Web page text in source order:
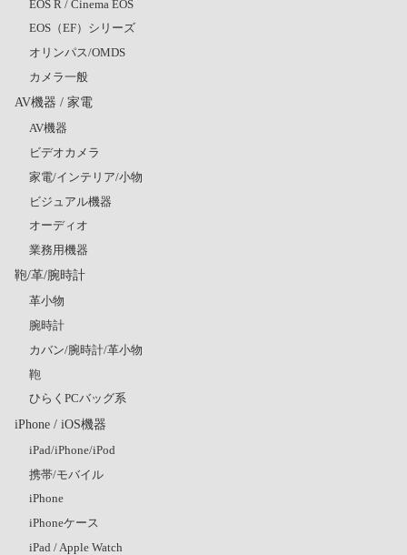
EOS R / Cinema EOS
EOS（EF）シリーズ
オリンパス/OMDS
カメラ一般
AV機器 / 家電
AV機器
ビデオカメラ
家電/インテリア/小物
ビジュアル機器
オーディオ
業務用機器
鞄/革/腕時計
革小物
腕時計
カバン/腕時計/革小物
鞄
ひらくPCバッグ系
iPhone / iOS機器
iPad/iPhone/iPod
携帯/モバイル
iPhone
iPhoneケース
iPad / Apple Watch